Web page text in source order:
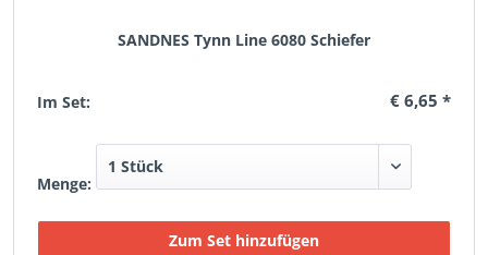
SANDNES Tynn Line 6080 Schiefer
Im Set: € 6,65 *
Menge: